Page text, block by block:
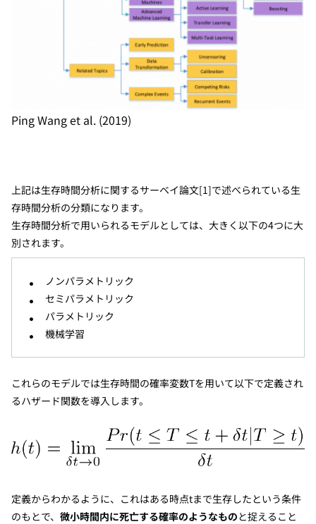
Ping Wang et al. (2019)
上記は生存時間分析に関するサーベイ論文[1]で述べられている生
存時間分析の分類になります。
生存時間分析で用いられるモデルとしては、大きく以下の4つに大
別されます。
ノンパラメトリック
セミパラメトリック
パラメトリック
機械学習
これらのモデルでは生存時間の確率変数Tを用いて以下で定義され
るハザード関数を導入します。
定義からわかるように、これはある時点tまで生存したという条件
のもとで、 微小時間内に死亡する確率のようなものと捉えること